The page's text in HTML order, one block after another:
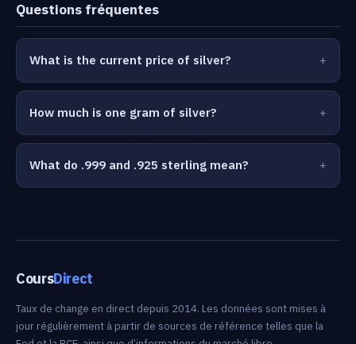
Questions fréquentes
What is the current price of silver?
How much is one gram of silver?
What do .999 and .925 sterling mean?
CoursDirect
Taux de change en direct depuis 2014. Les données sont mises à
jour régulièrement à partir de sources de référence telles que la